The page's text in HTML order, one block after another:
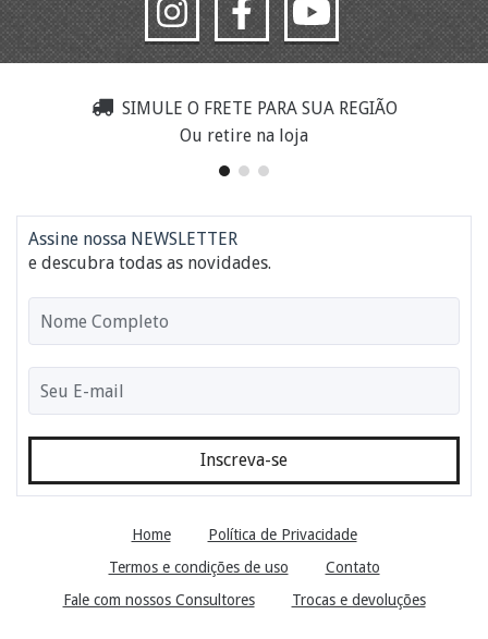
SIMULE O FRETE PARA SUA REGIÃO
Ou retire na loja
Assine nossa NEWSLETTER
e descubra todas as novidades.
Home
Política de Privacidade
Termos e condições de uso
Contato
Fale com nossos Consultores
Trocas e devoluções